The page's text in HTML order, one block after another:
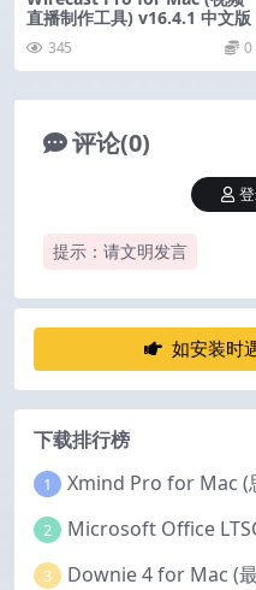
直播制作工具) v16.4.1 中文版
345 0
评论(0)
提示：请文明发言
如安装时
下载排行榜
1
2
3